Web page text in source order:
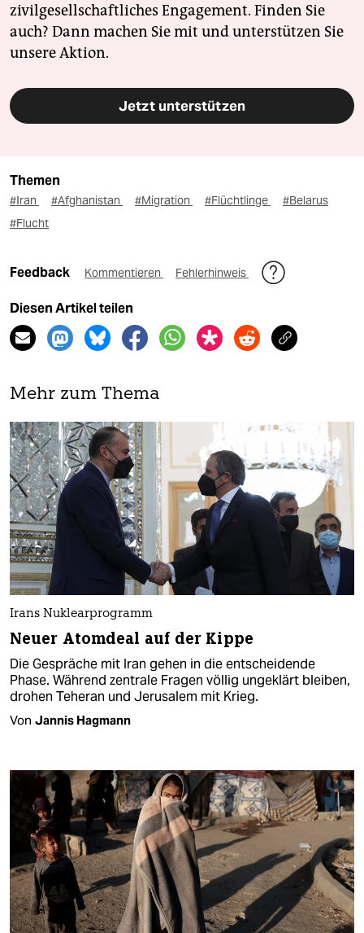
zivilgesellschaftliches Engagement. Finden Sie
auch? Dann machen Sie mit und unterstützen Sie
unsere Aktion.
Jetzt unterstützen
Themen
#Iran #Afghanistan #Migration #Flüchtlinge
#Belarus
#Flucht
Feedback Kommentieren Fehlerhinweis
Diesen Artikel teilen
Mehr zum Thema
Irans Nuklearprogramm
Neuer Atomdeal auf der Kippe
Die Gespräche mit Iran gehen in die entscheidende
Phase. Während zentrale Fragen völlig ungeklärt bleiben,
drohen Teheran und Jerusalem mit Krieg.
Von Jannis Hagmann